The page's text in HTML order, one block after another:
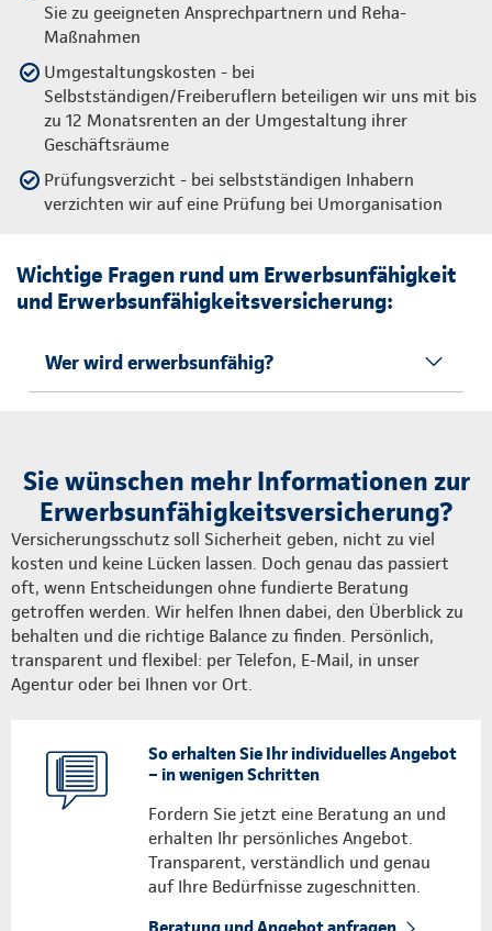
Sie zu geeigneten Ansprechpartnern und Reha-
Maßnahmen
Umgestaltungskosten - bei
Selbstständigen/Freiberuflern beteiligen wir uns mit bis
zu 12 Monatsrenten an der Umgestaltung ihrer
Geschäftsräume
Prüfungsverzicht - bei selbstständigen Inhabern
verzichten wir auf eine Prüfung bei Umorganisation
Wichtige Fragen rund um Erwerbsunfähigkeit
und Erwerbsunfähigkeitsversicherung:
Wer wird erwerbsunfähig?
Sie wünschen mehr Informationen zur
Erwerbsunfähigkeitsversicherung?
Versicherungsschutz soll Sicherheit geben, nicht zu viel
kosten und keine Lücken lassen. Doch genau das passiert
oft, wenn Entscheidungen ohne fundierte Beratung
getroffen werden. Wir helfen Ihnen dabei, den Überblick zu
behalten und die richtige Balance zu finden. Persönlich,
transparent und flexibel: per Telefon, E-Mail, in unser
Agentur oder bei Ihnen vor Ort.
So erhalten Sie Ihr individuelles Angebot
– in wenigen Schritten
Fordern Sie jetzt eine Beratung an und
erhalten Ihr persönliches Angebot.
Transparent, verständlich und genau
auf Ihre Bedürfnisse zugeschnitten.
Beratung und Angebot anfragen